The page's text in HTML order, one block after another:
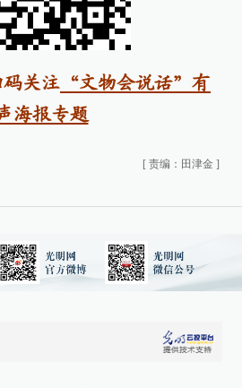
码关注 “文物会说话”有
海报专题
[ 责编：田津金 ]